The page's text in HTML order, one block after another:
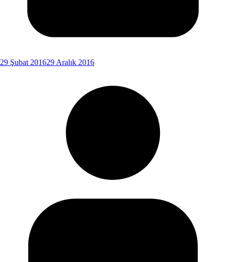
29 Şubat 201629 Aralık 2016